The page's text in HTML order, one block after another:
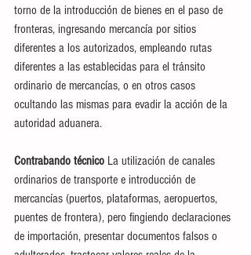
torno de la introducción de bienes en el paso de
fronteras, ingresando mercancía por sitios
diferentes a los autorizados, empleando rutas
diferentes a las establecidas para el tránsito
ordinario de mercancías, o en otros casos
ocultando las mismas para evadir la acción de la
autoridad aduanera.
Contrabando técnico La utilización de canales
ordinarios de transporte e introducción de
mercancías (puertos, plataformas, aeropuertos,
puentes de frontera), pero fingiendo declaraciones
de importación, presentar documentos falsos o